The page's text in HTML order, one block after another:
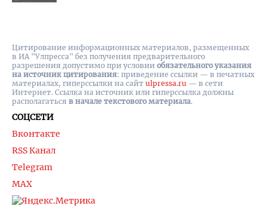
СОЦСЕТИ
Вконтакте
RSS Канал
Telegram
MAX
Цитирование информационных материалов, размещенных
в ИА "Улпресса" без получения предварительного
разрешения допустимо при условии обязательного указания
на источник цитирования: приведение ссылки — в печатных
материалах, гиперссылки на cайт ulpressa.ru — в сети
Интернет. Ссылка на источник или гиперссылка должны
располагаться в начале текстового материала.